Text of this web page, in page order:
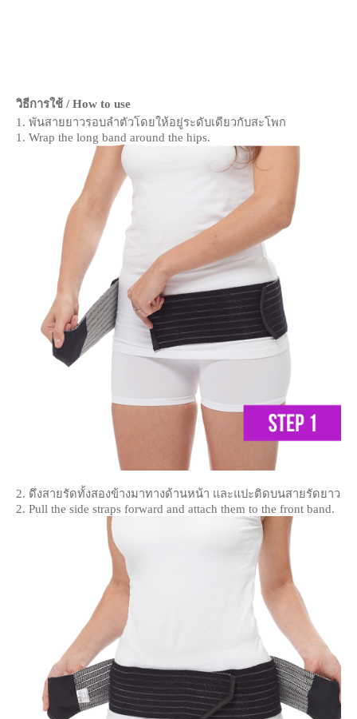
วิธีการใช้ / How to use
1. พันสายยาวรอบลำตัวโดยให้อยู่ระดับเดียวกับสะโพก
1. Wrap the long band around the hips.
2. ดึงสายรัดทั้งสองข้างมาทางด้านหน้า และแปะติดบนสายรัดยาว
2. Pull the side straps forward and attach them to the front band.